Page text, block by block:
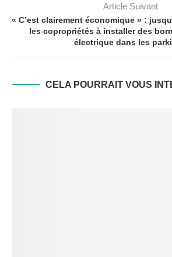
Article Suivant
« C’est clairement économique » :
les copropriétés à installer des
électrique dans les
CELA POURRAIT VOUS